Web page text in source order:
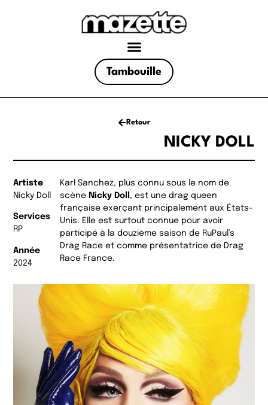
Tambouille
Retour
NICKY DOLL
Artiste
Nicky Doll
Services
RP
Année
2024
Karl Sanchez, plus connu sous le nom de
scène Nicky Doll , est une drag queen
française exerçant principalement aux États-
Unis. Elle est surtout connue pour avoir
participé à la douzième saison de RuPaul’s
Drag Race et comme présentatrice de Drag
Race France.